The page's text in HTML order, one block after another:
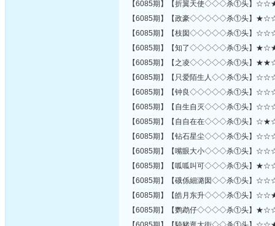
【6085期】【折翼天使◇◇◇杀
【6085期】【政豪◇◇◇◇◇杀①
【6085期】【枝囡◇◇◇◇◇杀①
【6085期】【知了◇◇◇◇◇杀①
【6085期】【之凌◇◇◇◇◇杀①
【6085期】【只爱陌生人◇◇
【6085期】【钟良◇◇◇◇◇杀①
【6085期】【自生自灭◇◇◇杀
【6085期】【自自在在◇◇◇杀
【6085期】【钻石星尘◇◇◇杀
【6085期】【嘴眼大小◇◇◇杀
【6085期】【呱呱叫可◇◇◇杀
【6085期】【硪係細潞囡◇◇
【6085期】【皓月东升◇◇◇杀
【6085期】【鹦鹉仔◇◇◇◇杀